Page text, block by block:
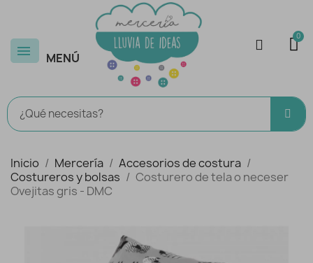
MENÚ
Inicio Mercería
Accesorios de costura
Costureros y bolsas
Costurero de tela o neceser
Ovejitas gris - DMC